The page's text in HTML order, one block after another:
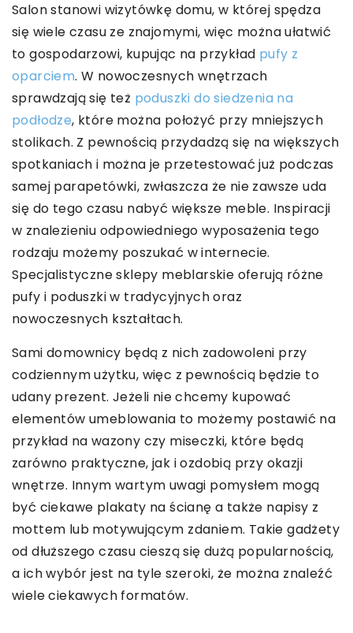
Salon stanowi wizytówkę domu, w której spędza
się wiele czasu ze znajomymi, więc można ułatwić
to gospodarzowi, kupując na przykład pufy z
oparciem. W nowoczesnych wnętrzach
sprawdzają się też poduszki do siedzenia na
podłodze, które można położyć przy mniejszych
stolikach. Z pewnością przydadzą się na większych
spotkaniach i można je przetestować już podczas
samej parapetówki, zwłaszcza że nie zawsze uda
się do tego czasu nabyć większe meble. Inspiracji
w znalezieniu odpowiedniego wyposażenia tego
rodzaju możemy poszukać w internecie.
Specjalistyczne sklepy meblarskie oferują różne
pufy i poduszki w tradycyjnych oraz
nowoczesnych kształtach.
Sami domownicy będą z nich zadowoleni przy
codziennym użytku, więc z pewnością będzie to
udany prezent. Jeżeli nie chcemy kupować
elementów umeblowania to możemy postawić na
przykład na wazony czy miseczki, które będą
zarówno praktyczne, jak i ozdobią przy okazji
wnętrze. Innym wartym uwagi pomysłem mogą
być ciekawe plakaty na ścianę a także napisy z
mottem lub motywującym zdaniem. Takie gadżety
od dłuższego czasu cieszą się dużą popularnością,
a ich wybór jest na tyle szeroki, że można znaleźć
wiele ciekawych formatów.